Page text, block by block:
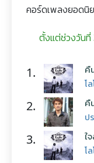
คอร์ดเพลงยอดนิ
ตั้งแต่ช่วงวัน
1. คื
โ
2. คื
ป
3. ใ
โ